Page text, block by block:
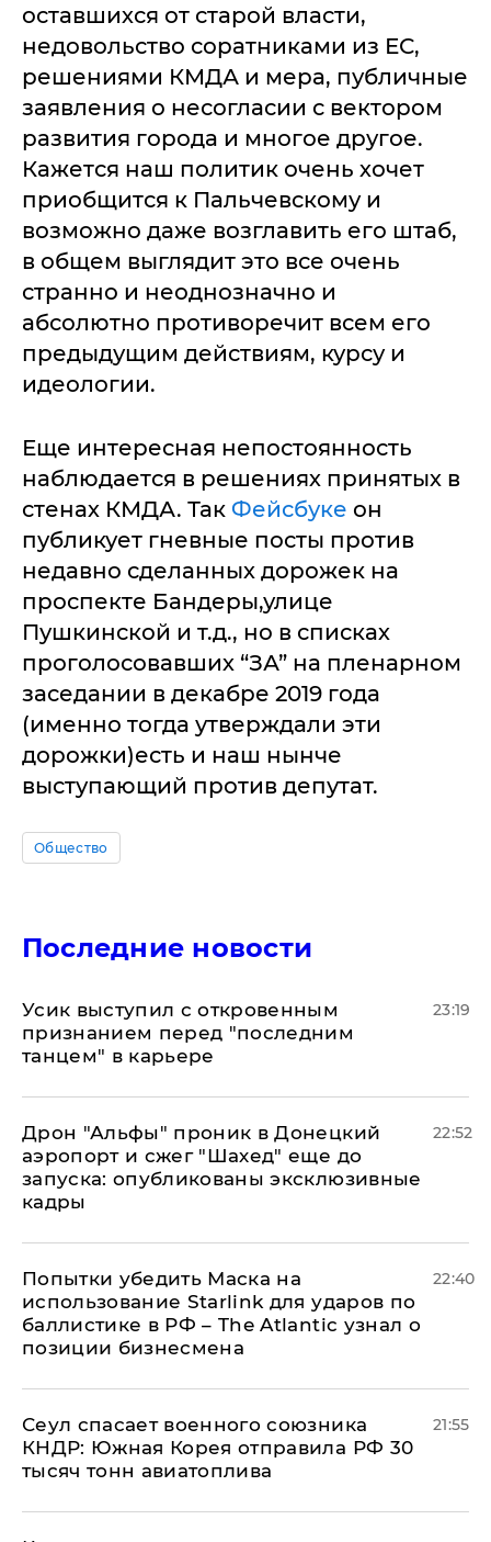
оставшихся от старой власти,
недовольство соратниками из ЕС,
решениями КМДА и мера, публичные
заявления о несогласии с вектором
развития города и многое другое.
Кажется наш политик очень хочет
приобщится к Пальчевскому и
возможно даже возглавить его штаб,
в общем выглядит это все очень
странно и неоднозначно и
абсолютно противоречит всем его
предыдущим действиям, курсу и
идеологии.
Еще интересная непостоянность
наблюдается в решениях принятых в
стенах КМДА. Так Фейсбуке он
публикует гневные посты против
недавно сделанных дорожек на
проспекте Бандеры,улице
Пушкинской и т.д., но в списках
проголосовавших “ЗА” на пленарном
заседании в декабре 2019 года
(именно тогда утверждали эти
дорожки)есть и наш нынче
выступающий против депутат.
Общество
Последние новости
Усик выступил с откровенным
признанием перед "последним
танцем" в карьере
23:19
Дрон "Альфы" проник в Донецкий
аэропорт и сжег "Шахед" еще до
запуска: опубликованы эксклюзивные
кадры
22:52
Попытки убедить Маска на
использование Starlink для ударов по
баллистике в РФ – The Atlantic узнал о
позиции бизнесмена
22:40
​Сеул спасает военного союзника
КНДР: Южная Корея отправила РФ 30
тысяч тонн авиатоплива
21:55